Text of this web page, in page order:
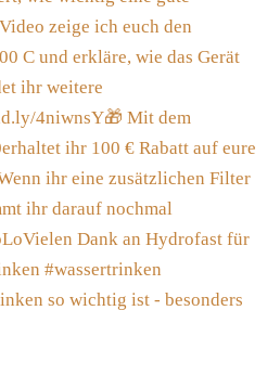
so wichtig ist - besonders